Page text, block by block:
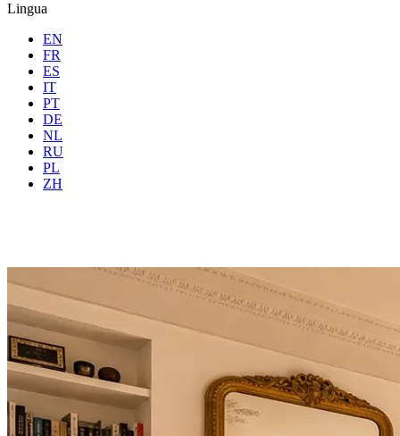
Lingua
EN
FR
ES
IT
PT
DE
NL
RU
PL
ZH
Dove Tutte